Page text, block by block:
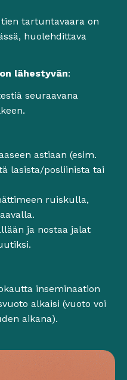
tartuntavaara on
huolehdittava
lähestyvän:
seuraavana
astiaan (esim.
lasista/posliinista tai
ruiskulla,
ja nostaa jalat
inseminaation
alkaisi (vuoto voi
aikana).